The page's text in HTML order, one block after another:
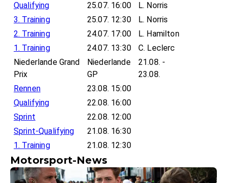
Qualifying
25.07. 16:00
L. Norris
3. Training
25.07. 12:30
L. Norris
2. Training
24.07. 17:00
L. Hamilton
1. Training
24.07. 13:30
C. Leclerc
Niederlande Grand
Prix
Niederlande
GP
21.08. -
23.08.
Rennen
23.08. 15:00
Qualifying
22.08. 16:00
Sprint
22.08. 12:00
Sprint-Qualifying
21.08. 16:30
1. Training
21.08. 12:30
Motorsport-News